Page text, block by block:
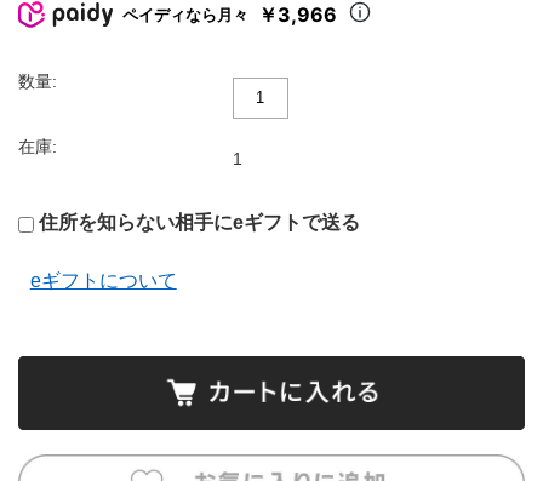
ペイディなら月々 ￥3,966
数量:
在庫:
1
住所を知らない相手にeギフトで送る
eギフトについて